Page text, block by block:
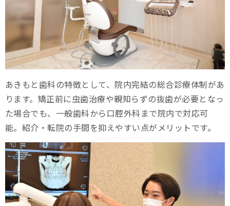
あきもと歯科の特徴として、院内完結の総合診療体制があ
ります。矯正前に虫歯治療や親知らずの抜歯が必要となっ
た場合でも、一般歯科から口腔外科まで院内で対応可
能。紹介・転院の手間を抑えやすい点がメリットです。